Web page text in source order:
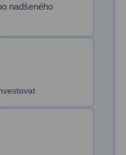
nadšeného